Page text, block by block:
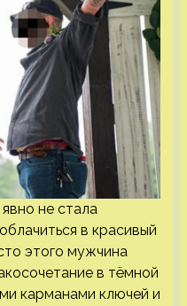
не стала
в красивый
этого мужчина
в тёмной
карманами ключей и